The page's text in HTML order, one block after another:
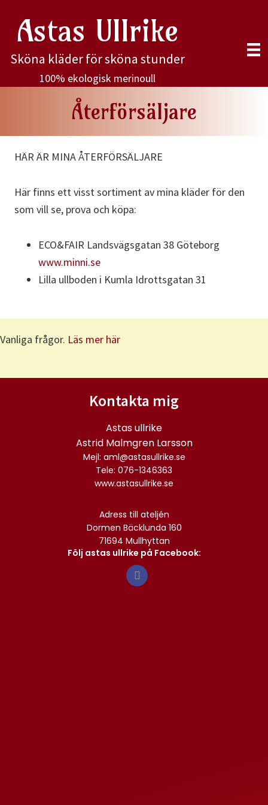
huvudinnehåll
Astas Ullrike
Sköna kläder för sköna stunder
100% ekologisk merinoull
Återförsäljare
HÄR ÄR MINA ÅTERFÖRSÄLJARE
Här finns ett visst sortiment av mina kläder för den
som vill se, prova och köpa:
ECO&FAIR Landsvägsgatan 38 Göteborg
www.minni.se
Lilla ullboden i Kumla Idrottsgatan 31
Vanliga frågor. Läs mer här
Kontakta mig
Astas ullrike
Astrid Malmgren Larsson
Mejl: aml@astasullrike.se
Tele: 076-1346363
www.astasullrike.se
Adress till ateljén
Dormen Bäcklunda 160
71694 Mullhyttan
Följ astas ullrike på Facebook: